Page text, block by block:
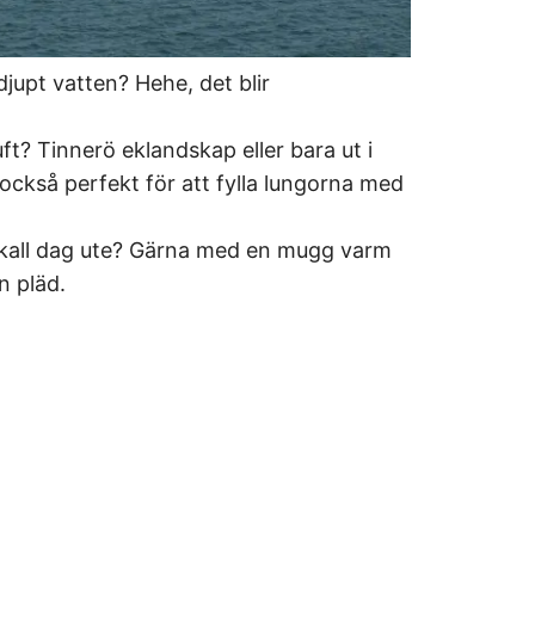
vatten? Hehe, det blir
Tinnerö eklandskap eller bara ut i
perfekt för att fylla lungorna med
dag ute? Gärna med en mugg varm
pläd.